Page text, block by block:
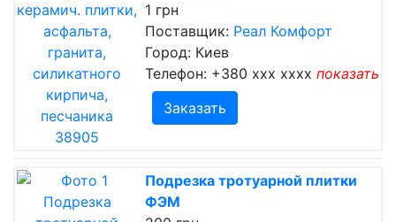
1 грн
Поставщик: Реал Комфорт
Город: Киев
Телефон: +380 xxx xxxx показать
Заказать
Подрезка тротуарной плитки
ФЭМ